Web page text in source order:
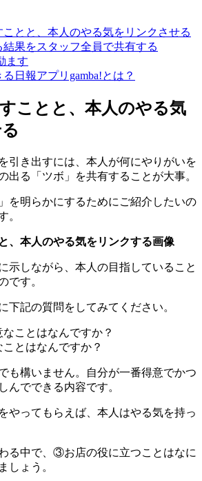
とと、本人のやる気をリンクさせる
果をスタッフ全員で共有する
ます
日報アプリgamba!とは？
ことと、本人のやる気
引き出すには、本人が何にやりがいを
出る「ツボ」を共有することが大事。
を明らかにするためにご紹介したいの
。
示しながら、本人の目指していること
です。
下記の質問をしてみてください。
ことはなんですか？
とはなんですか？
も構いません。自分が一番得意でかつ
んでできる内容です。
ってもらえば、本人はやる気を持っ
る中で、③お店の役に立つことはなに
しょう。